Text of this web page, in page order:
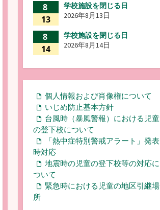
8
13
学校施設を閉じる日
2026年8月13日
8
14
学校施設を閉じる日
2026年8月14日
個人情報および肖像権について
いじめ防止基本方針
台風時（暴風警報）における児童
の登下校について
「熱中症特別警戒アラート」発表
時対応
地震時の児童の登下校等の対応に
ついて
緊急時における児童の地区引継場
所